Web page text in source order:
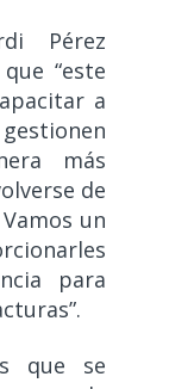
Pérez
“este
a
más
de
un
para
que se